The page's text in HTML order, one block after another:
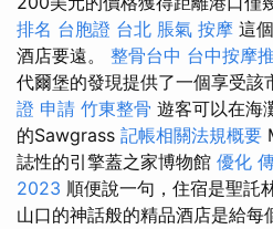
排名 台胞證 台北 脹氣 按摩 這
酒店要遠。 整骨台中 台中按摩
代爾堡的發現提供了一個享受該
證 申請 竹東整骨 遊客可以在海
的Sawgrass 記帳相關法規概要
誌性的引擎蓋之家博物館 優化
2023 順便說一句，住宿是聖託
山口的神話般的精品酒店是給每